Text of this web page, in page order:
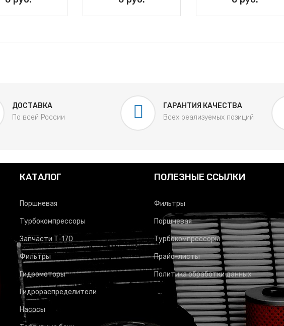
ДОСТАВКА
По всей России
ГАРАНТИЯ КАЧЕСТВА
Всех реализуемых позиций
КАТАЛОГ
Поршневая
Турбокомпрессоры
Запчасти Т-170
Фильтры
Гидромоторы
Гидрораспределители
Насосы
ПОЛЕЗНЫЕ ССЫЛКИ
Фильтры
Поршневая
Турбокомпрессоры
Прайс-листы
Политика обработки данных